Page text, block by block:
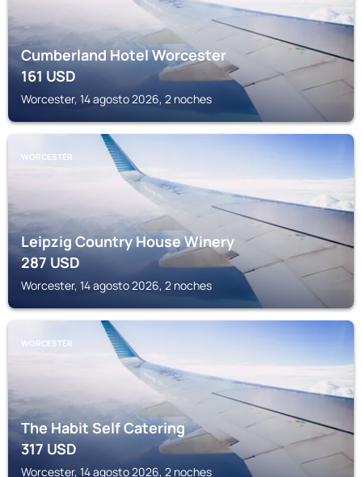
Cumberland Hotel Worcester
161USD
Worcester, 14 agosto 2026, 2 noches
WORCESTER
Leipzig Country House Winery
287USD
Worcester, 14 agosto 2026, 2 noches
WORCESTER
The Habit Self Catering
317USD
Worcester, 14 agosto 2026, 2 noches